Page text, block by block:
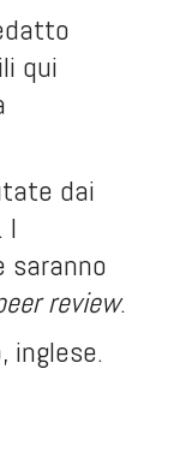
qui
dai
I
saranno
review.
inglese.